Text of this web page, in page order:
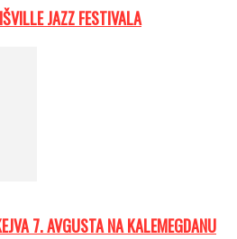
JAZZ FESTIVALA
7. AVGUSTA NA KALEMEGDANU